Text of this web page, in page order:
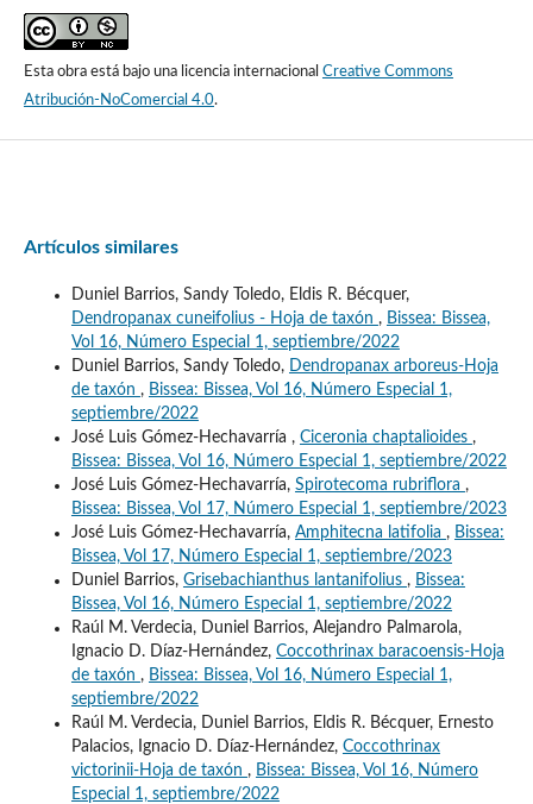
Esta obra está bajo una licencia internacional Creative Commons
Atribución-NoComercial 4.0.
Artículos similares
Duniel Barrios, Sandy Toledo, Eldis R. Bécquer,
Dendropanax cuneifolius - Hoja de taxón , Bissea: Bissea,
Vol 16, Número Especial 1, septiembre/2022
Duniel Barrios, Sandy Toledo,
Dendropanax arboreus-Hoja
de taxón , Bissea: Bissea, Vol 16, Número Especial 1,
septiembre/2022
José Luis Gómez-Hechavarría , Ciceronia chaptalioides ,
Bissea: Bissea, Vol 16, Número Especial 1, septiembre/2022
José Luis Gómez-Hechavarría, Spirotecoma rubriflora ,
Bissea: Bissea, Vol 17, Número Especial 1, septiembre/2023
José Luis Gómez-Hechavarría, Amphitecna latifolia , Bissea:
Bissea, Vol 17, Número Especial 1, septiembre/2023
Duniel Barrios, Grisebachianthus lantanifolius , Bissea:
Bissea, Vol 16, Número Especial 1, septiembre/2022
Raúl M. Verdecia, Duniel Barrios, Alejandro Palmarola,
Ignacio D. Díaz-Hernández, Coccothrinax baracoensis-Hoja
de taxón , Bissea: Bissea, Vol 16, Número Especial 1,
septiembre/2022
Raúl M. Verdecia, Duniel Barrios, Eldis R. Bécquer, Ernesto
Palacios, Ignacio D. Díaz-Hernández, Coccothrinax
victorinii-Hoja de taxón , Bissea: Bissea, Vol 16, Número
Especial 1, septiembre/2022